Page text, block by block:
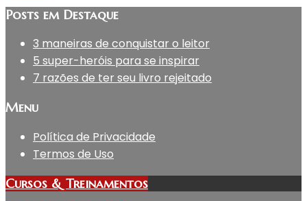
Posts em Destaque
3 maneiras de conquistar o leitor
5 super-heróis para se inspirar
7 razões de ter seu livro rejeitado
Menu
Política de Privacidade
Termos de Uso
Cursos & Treinamentos